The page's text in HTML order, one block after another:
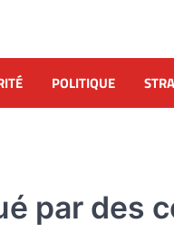
POLITIQUE
par des